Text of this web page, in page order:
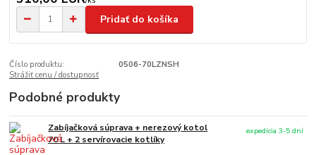
Pridať do košíka
Číslo produktu:
0506-70LZNSH
Strážiť cenu / dostupnosť
Podobné produkty
Zabíjačková súprava + nerezový kotol
70 L + 2 servírovacie kotlíky
expedícia 3-5 dní